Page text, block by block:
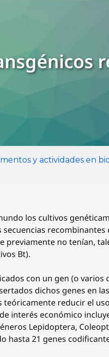
y actividades en
los cultivos
no tenían,
Bt).
con un gen (o varios
dichos genes en
reducir el
interés económico
Lepidoptera,
hasta 21 genes